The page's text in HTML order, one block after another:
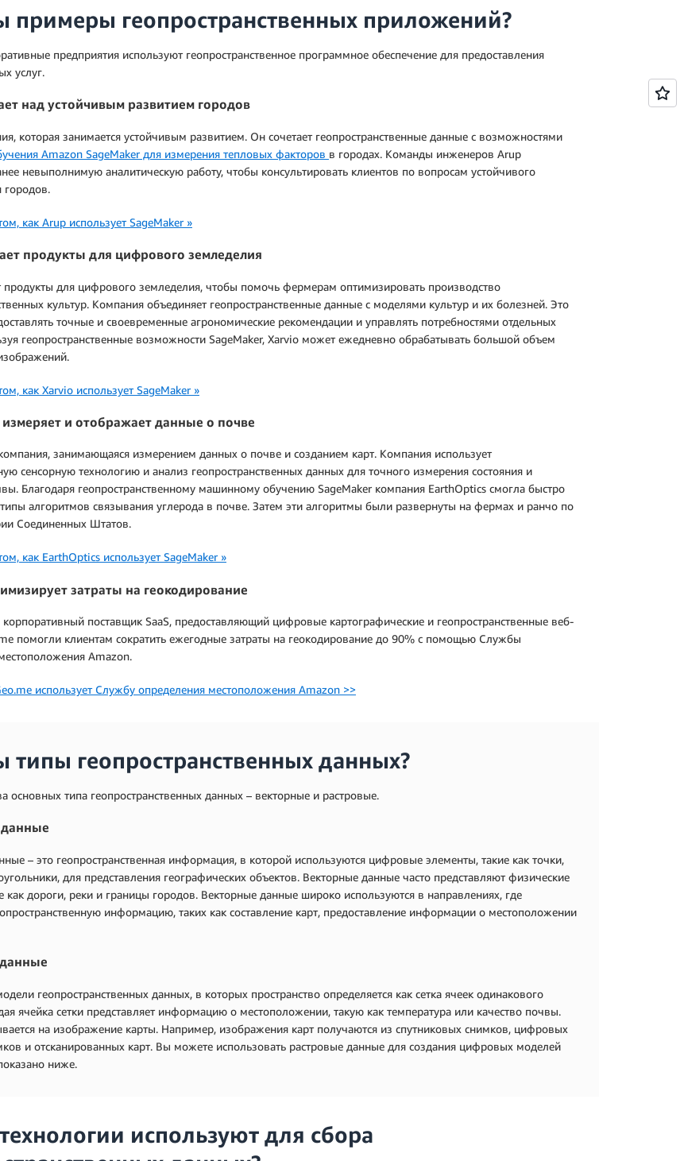
примеры геопространственных приложений?
предприятия используют геопространственное программное обеспечение для предоставления
услуг.
над устойчивым развитием городов
которая занимается устойчивым развитием. Он сочетает геопространственные данные с возможностями
Amazon SageMaker для измерения тепловых факторов в городах. Команды инженеров Arup
невыполнимую аналитическую работу, чтобы консультировать клиентов по вопросам устойчивого
городов.
как Arup использует SageMaker »
продукты для цифрового земледелия
продукты для цифрового земледелия, чтобы помочь фермерам оптимизировать производство
культур. Компания объединяет геопространственные данные с моделями культур и их болезней. Это
точные и своевременные агрономические рекомендации и управлять потребностями отдельных
геопространственные возможности SageMaker, Xarvio может ежедневно обрабатывать большой объем
как Xarvio использует SageMaker »
и отображает данные о почве
занимающаяся измерением данных о почве и созданием карт. Компания использует
сенсорную технологию и анализ геопространственных данных для точного измерения состояния и
Благодаря геопространственному машинному обучению SageMaker компания EarthOptics смогла быстро
алгоритмов связывания углерода в почве. Затем эти алгоритмы были развернуты на фермах и ранчо по
Соединенных Штатов.
как EarthOptics использует SageMaker »
затраты на геокодирование
поставщик SaaS, предоставляющий цифровые картографические и геопространственные веб-
помогли клиентам сократить ежегодные затраты на геокодирование до 90% с помощью Службы
Amazon.
использует Службу определения местоположения Amazon >>
типы геопространственных данных?
основных типа геопространственных данных – векторные и растровые.
– это геопространственная информация, в которой используются цифровые элементы, такие как точки,
для представления географических объектов. Векторные данные часто представляют физические
как дороги, реки и границы городов. Векторные данные широко используются в направлениях, где
информацию, таких как составление карт, предоставление информации о местоположении
геопространственных данных, в которых пространство определяется как сетка ячеек одинакового
ячейка сетки представляет информацию о местоположении, такую как температура или качество почвы.
на изображение карты. Например, изображения карт получаются из спутниковых снимков, цифровых
и отсканированных карт. Вы можете использовать растровые данные для создания цифровых моделей
ниже.
используют для сбора